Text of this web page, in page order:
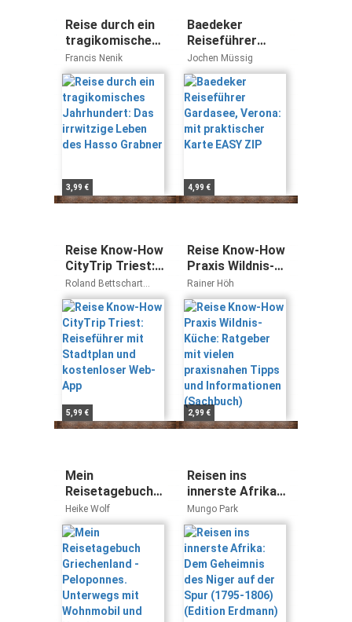
Reise durch ein
tragikomisches
Jahrhundert:
Das irrwitzige
Leben des
Hasso Grabner
Francis Nenik
3,99 €
Baedeker
Reiseführer
Gardasee,
Verona: mit
praktischer
Karte EASY ZIP
Jochen Müssig
4,99 €
Reise Know-How
CityTrip Triest:
Reiseführer mit
Stadtplan und
kostenloser
Web-App
Roland Bettschart
Birgit Kofler
5,99 €
Reise Know-How
Praxis Wildnis-
Küche: Ratgeber
mit vielen
praxisnahen
Tipps und
Informationen
(Sachbuch)
Rainer Höh
2,99 €
Mein
Reisetagebuch
Griechenland -
Peloponnes.
Unterwegs mit
Wohnmobil und
Hund
Heike Wolf
Reisen ins
innerste Afrika:
Dem Geheimnis
des Niger auf
der Spur (1795-
1806) (Edition
Erdmann)
Mungo Park